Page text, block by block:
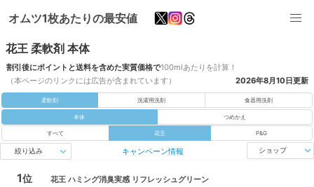
オムツ1枚あたりの最安値
花王 柔軟剤 本体
割引後にポイントと送料を含めた実質価格で100mlあたりを計算！
（本ページのリンクには広告が含まれています）
2026年8月10日更新
柔軟剤 洗濯用洗剤 食器用洗剤
本体 つめかえ
すべて 花王 P&G
絞り込み キャンペーン情報 ショップ
1位 花王 ハミング消臭実感 リフレッシュグリーン